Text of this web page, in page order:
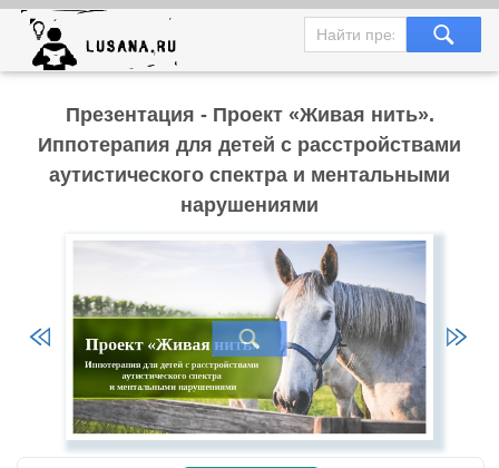
Презентация - Проект «Живая нить».
Иппотерапия для детей с расстройствами
аутистического спектра и ментальными
нарушениями